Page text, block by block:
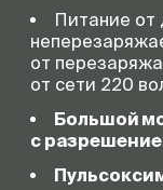
Питание от
от
от сети 220
Большой
с